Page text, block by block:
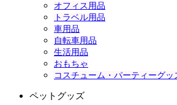
オフィス用品
トラベル用品
車用品
自転車用品
生活用品
おもちゃ
コスチューム・パーティーグッ
ペットグッズ